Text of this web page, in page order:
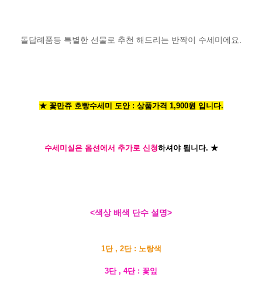
돌답례품등 특별한 선물로 추천 해드리는 반짝이 수세미에요.
★ 꽃만쥬 호빵수세미 도안 : 상품가격 1,900원 입니다.
수세미실은 옵션에서 추가로 신청하셔야 됩니다. ★
<색상 배색 단수 설명>
1단 , 2단 : 노랑색
3단 , 4단 : 꽃잎